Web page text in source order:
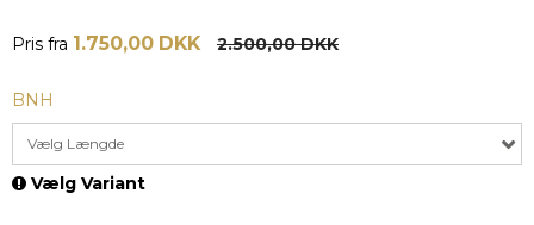
Pris fra 1.750,00 DKK 2.500,00 DKK
BNH
Vælg Længde
Vælg Variant